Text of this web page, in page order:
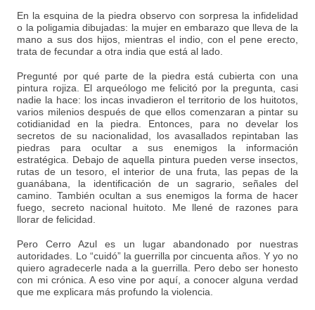
En la esquina de la piedra observo con sorpresa la infidelidad
o la poligamia dibujadas: la mujer en embarazo que lleva de la
mano a sus dos hijos, mientras el indio, con el pene erecto,
trata de fecundar a otra india que está al lado.
Pregunté por qué parte de la piedra está cubierta con una
pintura rojiza. El arqueólogo me felicitó por la pregunta, casi
nadie la hace: los incas invadieron el territorio de los huitotos,
varios milenios después de que ellos comenzaran a pintar su
cotidianidad en la piedra. Entonces, para no develar los
secretos de su nacionalidad, los avasallados repintaban las
piedras para ocultar a sus enemigos la información
estratégica. Debajo de aquella pintura pueden verse insectos,
rutas de un tesoro, el interior de una fruta, las pepas de la
guanábana, la identificación de un sagrario, señales del
camino. También ocultan a sus enemigos la forma de hacer
fuego, secreto nacional huitoto. Me llené de razones para
llorar de felicidad.
Pero Cerro Azul es un lugar abandonado por nuestras
autoridades. Lo “cuidó” la guerrilla por cincuenta años. Y yo no
quiero agradecerle nada a la guerrilla. Pero debo ser honesto
con mi crónica. A eso vine por aquí, a conocer alguna verdad
que me explicara más profundo la violencia.